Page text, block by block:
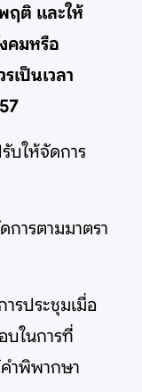
ฤติ และให้
คมหรือ
เป็นเวลา
บให้จัดการ
การตามมาตรา
รประชุมเมื่อ
ในการที่
ำพิพากษา